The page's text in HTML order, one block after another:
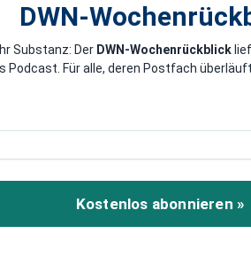
Jahr die
Austausch alter gegen
(GEG) wird bis zum
über einen zeitnahen
DWN-
Substanz: Der DWN-Wochenrückblick
Podcast. Für alle, deren Postfach
Kostenlos abonnieren »